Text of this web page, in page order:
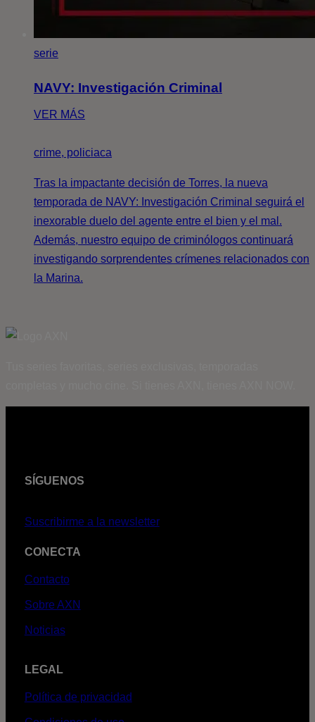
serie
NAVY: Investigación Criminal
VER MÁS
crime, policiaca
Tras la impactante decisión de Torres, la nueva
temporada de NAVY: Investigación Criminal seguirá el
inexorable duelo del agente entre el bien y el mal.
Además, nuestro equipo de criminólogos continuará
investigando sorprendentes crímenes relacionados con
la Marina.
SÍGUENOS
Suscribirme a la newsletter
CONECTA
Contacto
Sobre AXN
Noticias
LEGAL
Política de privacidad